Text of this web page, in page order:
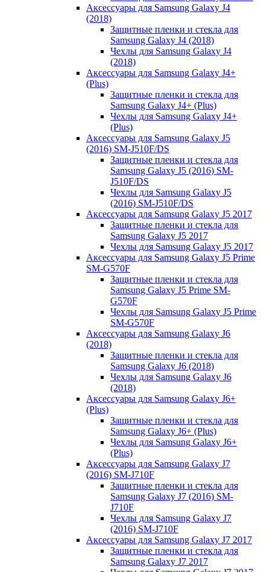
Аксессуары для Samsung Galaxy J4
(2018)
Защитные пленки и стекла для
Samsung Galaxy J4 (2018)
Чехлы для Samsung Galaxy J4
(2018)
Аксессуары для Samsung Galaxy J4+
(Plus)
Защитные пленки и стекла для
Samsung Galaxy J4+ (Plus)
Чехлы для Samsung Galaxy J4+
(Plus)
Аксессуары для Samsung Galaxy J5
(2016) SM-J510F/DS
Защитные пленки и стекла для
Samsung Galaxy J5 (2016) SM-
J510F/DS
Чехлы для Samsung Galaxy J5
(2016) SM-J510F/DS
Аксессуары для Samsung Galaxy J5 2017
Защитные пленки и стекла для
Samsung Galaxy J5 2017
Чехлы для Samsung Galaxy J5 2017
Аксессуары для Samsung Galaxy J5 Prime
SM-G570F
Защитные пленки и стекла для
Samsung Galaxy J5 Prime SM-
G570F
Чехлы для Samsung Galaxy J5 Prime
SM-G570F
Аксессуары для Samsung Galaxy J6
(2018)
Защитные пленки и стекла для
Samsung Galaxy J6 (2018)
Чехлы для Samsung Galaxy J6
(2018)
Аксессуары для Samsung Galaxy J6+
(Plus)
Защитные пленки и стекла для
Samsung Galaxy J6+ (Plus)
Чехлы для Samsung Galaxy J6+
(Plus)
Аксессуары для Samsung Galaxy J7
(2016) SM-J710F
Защитные пленки и стекла для
Samsung Galaxy J7 (2016) SM-
J710F
Чехлы для Samsung Galaxy J7
(2016) SM-J710F
Аксессуары для Samsung Galaxy J7 2017
Защитные пленки и стекла для
Samsung Galaxy J7 2017